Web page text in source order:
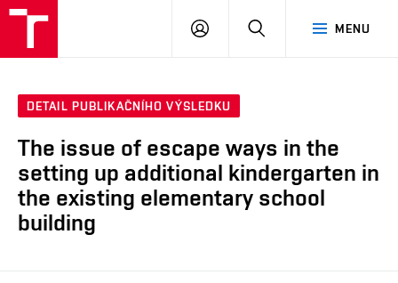
MENU
PŘIHLÁSIT
DETAIL PUBLIKAČNÍHO VÝSLEDKU
The issue of escape ways in the
setting up additional kindergarten in
the existing elementary school
building